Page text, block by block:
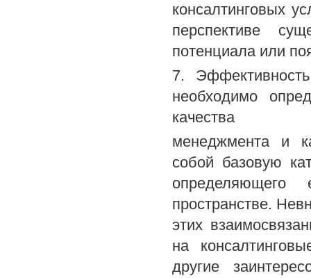
консалтинговых
перспективе
потенциала или
7.
необходимо
качества
менеджмента и
собой базовую
определяющего
пространстве.
этих
на
другие